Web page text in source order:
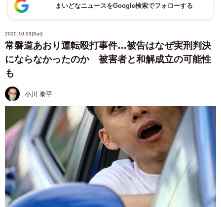
まいどなニュースをGoogle検索でフォローする
2020.10.03(Sat)
常磐道あおり運転殴打事件…被告はなぜ実刑判決
にならなかったのか 被害者と和解成立の可能性
も
小川 泰平